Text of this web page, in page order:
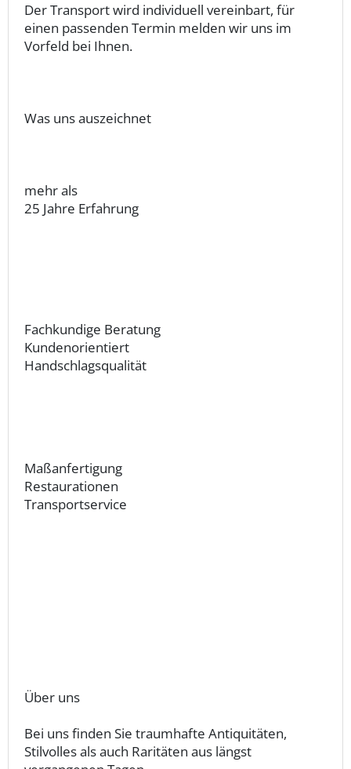
Der Transport wird individuell vereinbart, für
einen passenden Termin melden wir uns im
Vorfeld bei Ihnen.
Was uns auszeichnet
mehr als
25 Jahre Erfahrung
Fachkundige Beratung
Kundenorientiert
Handschlagsqualität
Maßanfertigung
Restaurationen
Transportservice
Über uns
Bei uns finden Sie traumhafte Antiquitäten,
Stilvolles als auch Raritäten aus längst